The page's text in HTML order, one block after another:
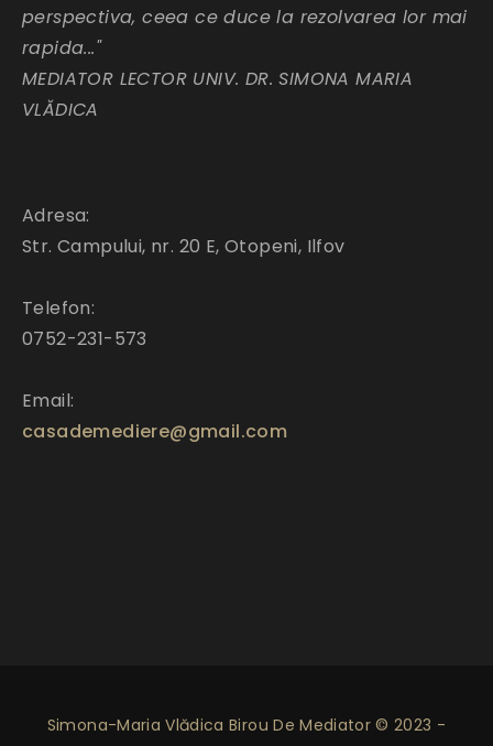
perspectiva, ceea ce duce la rezolvarea lor mai
rapida..."
MEDIATOR LECTOR UNIV. DR. SIMONA MARIA
VLĂDICA
Adresa:
Str. Campului, nr. 20 E, Otopeni, Ilfov
Telefon:
0752-231-573
Email:
casademediere@gmail.com
Simona-Maria Vlădica Birou De Mediator © 2023 -